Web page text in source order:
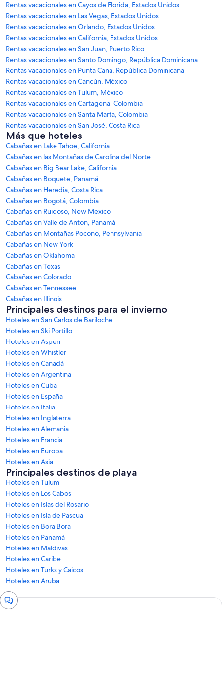
Rentas vacacionales en Cayos de Florida, Estados Unidos
Rentas vacacionales en Las Vegas, Estados Unidos
Rentas vacacionales en Orlando, Estados Unidos
Rentas vacacionales en California, Estados Unidos
Rentas vacacionales en San Juan, Puerto Rico
Rentas vacacionales en Santo Domingo, República Dominicana
Rentas vacacionales en Punta Cana, República Dominicana
Rentas vacacionales en Cancún, México
Rentas vacacionales en Tulum, México
Rentas vacacionales en Cartagena, Colombia
Rentas vacacionales en Santa Marta, Colombia
Rentas vacacionales en San José, Costa Rica
Más que hoteles
Cabañas en Lake Tahoe, California
Cabañas en las Montañas de Carolina del Norte
Cabañas en Big Bear Lake, California
Cabañas en Boquete, Panamá
Cabañas en Heredia, Costa Rica
Cabañas en Bogotá, Colombia
Cabañas en Ruidoso, New Mexico
Cabañas en Valle de Anton, Panamá
Cabañas en Montañas Pocono, Pennsylvania
Cabañas en New York
Cabañas en Oklahoma
Cabañas en Texas
Cabañas en Colorado
Cabañas en Tennessee
Cabañas en Illinois
Principales destinos para el invierno
Hoteles en San Carlos de Bariloche
Hoteles en Ski Portillo
Hoteles en Aspen
Hoteles en Whistler
Hoteles en Canadá
Hoteles en Argentina
Hoteles en Cuba
Hoteles en España
Hoteles en Italia
Hoteles en Inglaterra
Hoteles en Alemania
Hoteles en Francia
Hoteles en Europa
Hoteles en Asia
Principales destinos de playa
Hoteles en Tulum
Hoteles en Los Cabos
Hoteles en Islas del Rosario
Hoteles en Isla de Pascua
Hoteles en Bora Bora
Hoteles en Panamá
Hoteles en Maldivas
Hoteles en Caribe
Hoteles en Turks y Caicos
Hoteles en Aruba
Ventana
de